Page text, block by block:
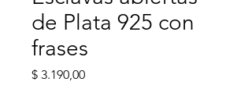
de Plata 925 con
frases
$ 3.190,00Precio